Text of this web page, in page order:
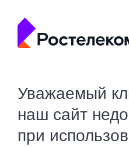
Уважаемый
наш сайт
при